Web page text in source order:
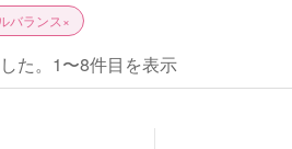
バランス×
た。1〜8件目を表示